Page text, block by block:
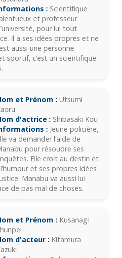
: Scientifique
et professeur
pour lui tout
Il a ses idées propres et ne
aussi une personne
sportif, c’est un scientifique
et Prénom : Utsumi
d'actrice : Shibasaki Kou
: Jeune policière,
va demander l’aide de
pour résoudre ses
Elle croit au destin et
et ses propres idées
Manabu va aussi lui
de pas mal de choses.
et Prénom : Kusanagi
d'acteur : Kitamura